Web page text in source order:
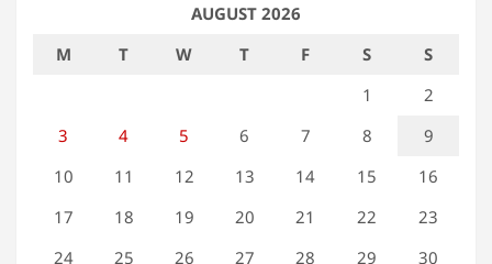
AUGUST 2026
M
T W T F S
S
1
2
3
4 5 6 7 8
9
10
11 12 13 14 15
16
17
18 19 20 21 22
23
24
25 26 27 28 29 30